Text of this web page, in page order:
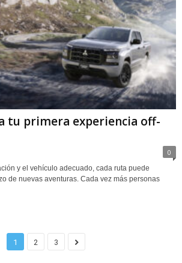
tu primera experiencia off-
0
y el vehículo adecuado, cada ruta puede
de nuevas aventuras. Cada vez más personas
1 2 3